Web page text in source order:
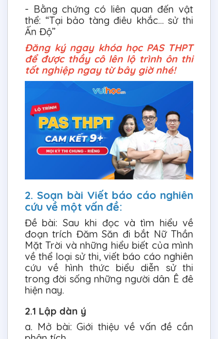
- Bằng chứng có liên quan đến vật
thể: “Tại bảo tàng điêu khắc… sử thi
Ấn Độ”
Đăng ký ngay khóa học PAS THPT
để được thầy cô lên lộ trình ôn thi
tốt nghiệp ngay từ bây giờ nhé!
2. Soạn bài Viết báo cáo nghiên
cứu về một vấn đề:
Đề bài: Sau khi đọc và tìm hiểu về
đoạn trích Đăm Săn đi bắt Nữ Thần
Mặt Trời và những hiểu biết của mình
về thể loại sử thi, viết báo cáo nghiên
cứu về hình thức biểu diễn sử thi
trong đời sống những người dân Ê đê
hiện nay.
2.1 Lập dàn ý
a. Mở bài: Giới thiệu về vấn đề cần